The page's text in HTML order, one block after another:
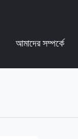
আমাদের সম্পর্কে